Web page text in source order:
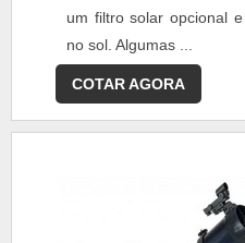
um filtro solar opcional
no sol. Algumas ...
COTAR AGORA